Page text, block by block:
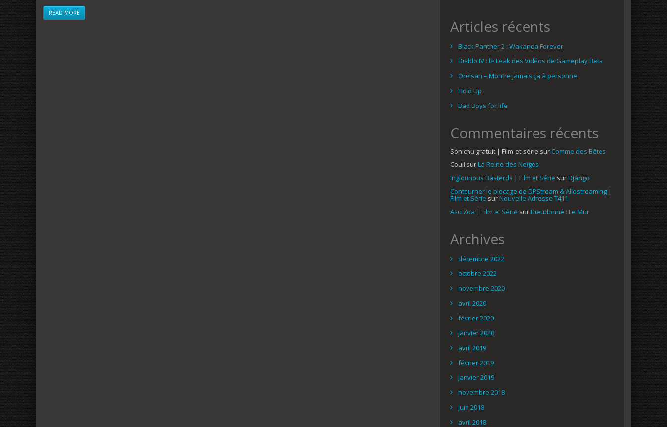
READ MORE
Articles récents
Black Panther 2 : Wakanda Forever
Diablo IV : le Leak des Vidéos de Gameplay Beta
Orelsan – Montre jamais ça à personne
Hold Up
Bad Boys for life
Commentaires récents
Sonichu gratuit | Film-et-série sur Comme des Bêtes
Couli surLa Reine des Neiges
Inglourious Basterds | Film et Série surDjango
Contourner le blocage de DPStream & Allostreaming |
Film et Série surNouvelle Adresse T411
Asu Zoa | Film et Série surDieudonné : Le Mur
Archives
décembre 2022
octobre 2022
novembre 2020
avril 2020
février 2020
janvier 2020
avril 2019
février 2019
janvier 2019
novembre 2018
juin 2018
avril 2018